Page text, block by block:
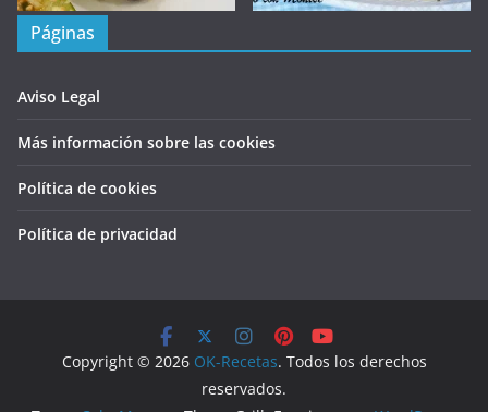
Páginas
Aviso Legal
Más información sobre las cookies
Política de cookies
Política de privacidad
Copyright © 2026 OK-Recetas. Todos los derechos
reservados.